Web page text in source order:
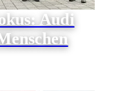
Audi